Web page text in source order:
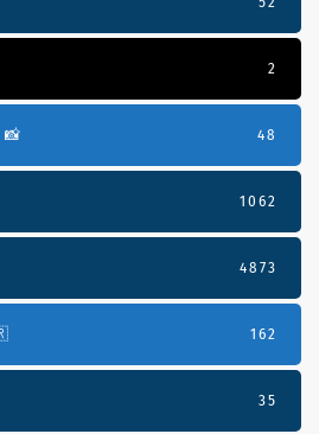
2
📸 48
1062
4873
162
35